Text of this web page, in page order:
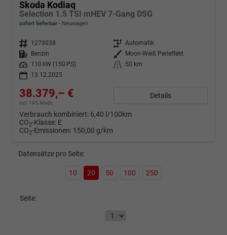
Skoda Kodiaq
Selection 1.5 TSI mHEV 7-Gang DSG
sofort lieferbar Neuwagen
Fahrzeugnr. 1273038 Getriebe Automatik
Kraftstoff
Benzin Außenfarbe
Moon-Weiß Perleffekt
Leistung
110 kW (150 PS) Kilometerstand
50 km
13.12.2025
38.379,– €
incl. 19% MwSt.
Details
Verbrauch kombiniert: 6,40 l/100km
CO2-Klasse: E
CO2-Emissionen: 150,00 g/km
Datensätze pro Seite:
10 20 50 100 250
Seite: